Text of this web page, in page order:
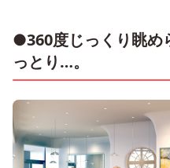
●360度じっくり眺め
っとり…。